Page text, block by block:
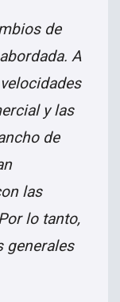
de
A
y las
de
las
lo tanto,
generales